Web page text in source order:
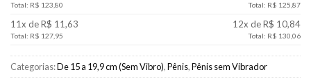
Total: R$ 123,80 Total: R$ 125,87
11x de R$ 11,63
Total: R$ 127,95
12x de R$ 10,84
Total: R$ 130,06
Categorias:De 15 a 19,9 cm (Sem Vibro),Pênis,Pênis sem Vibrador